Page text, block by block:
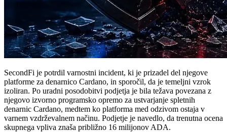
SecondFi je potrdil varnostni incident, ki je prizadel del njegove
platforme za denarnico Cardano, in sporočil, da je temeljni vzrok
izoliran. Po uradni posodobitvi podjetja je bila težava povezana z
njegovo izvorno programsko opremo za ustvarjanje spletnih
denarnic Cardano, medtem ko platforma med odzivom ostaja v
varnem vzdrževalnem načinu. Podjetje je navedlo, da trenutna ocena
skupnega vpliva znaša približno 16 milijonov ADA.